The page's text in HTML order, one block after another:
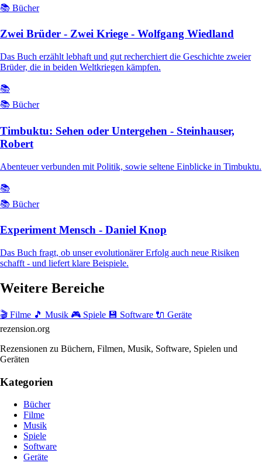
📚 Bücher
Zwei Brüder - Zwei Kriege - Wolfgang Wiedland
Das Buch erzählt lebhaft und gut recherchiert die Geschichte zweier
Brüder, die in beiden Weltkriegen kämpfen.
📚
📚 Bücher
Timbuktu: Sehen oder Untergehen - Steinhauser,
Robert
Abenteuer verbunden mit Politik, sowie seltene Einblicke in Timbuktu.
📚
📚 Bücher
Experiment Mensch - Daniel Knop
Das Buch fragt, ob unser evolutionärer Erfolg auch neue Risiken
schafft - und liefert klare Beispiele.
Weitere Bereiche
🎬 Filme 🎵 Musik 🎮 Spiele 💾 Software 🔌 Geräte
rezension.org
Rezensionen zu Büchern, Filmen, Musik, Software, Spielen und
Geräten
Kategorien
Bücher
Filme
Musik
Spiele
Software
Geräte